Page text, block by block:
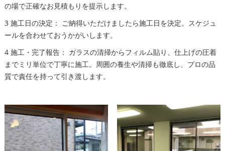
の場で正確なお見積もりを提示します。
3 施工日の決定： ご納得いただけましたら施工日を決定。スケジュ
ールを合わせておうかがいします。
4 施工・完了報告： ガラスの清掃からフィルム貼り、仕上げの圧着
までミリ単位で丁寧に施工。周囲の養生や清掃も徹底し、プロの品
質で責任を持って引き渡します。